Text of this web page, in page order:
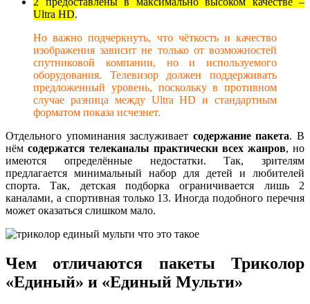
Ultra HD.
Но важно подчеркнуть, что чёткость и качество
изображения зависит не только от возможностей
спутниковой компании, но и используемого
оборудования. Телевизор должен поддерживать
предложенный уровень, поскольку в противном
случае разница между Ultra HD и стандартным
форматом показа исчезнет.
Отдельного упоминания заслуживает содержание пакета. В
нём содержатся телеканалы практически всех жанров, но
имеются определённые недостатки. Так, зрителям
предлагается минимальный набор для детей и любителей
спорта. Так, детская подборка ограничивается лишь 2
каналами, а спортивная только 13. Иногда подобного перечня
может оказаться слишком мало.
Чем отличаются пакеты Триколор
«Единый» и «Единый Мульти»